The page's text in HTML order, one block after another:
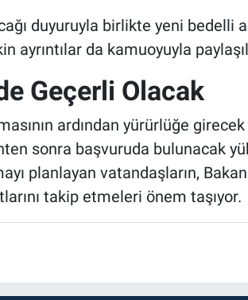
duyuruyla birlikte yeni bedelli
ayrıntılar da kamuoyuyla
Geçerli Olacak
ardından yürürlüğe
sonra başvuruda bulunacak
planlayan vatandaşların,
takip etmeleri önem taşıyor.